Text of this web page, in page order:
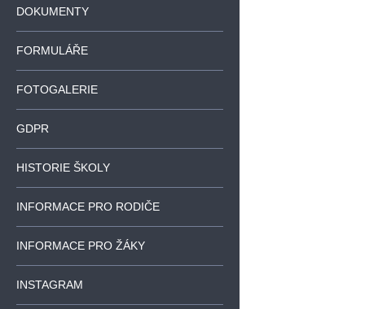
DOKUMENTY
FORMULÁŘE
FOTOGALERIE
GDPR
HISTORIE ŠKOLY
INFORMACE PRO RODIČE
INFORMACE PRO ŽÁKY
INSTAGRAM